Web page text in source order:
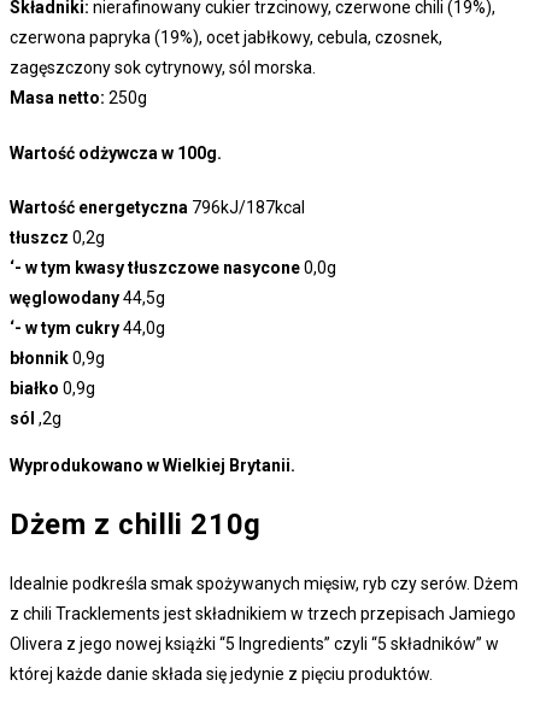
Składniki: nierafinowany cukier trzcinowy, czerwone chili (19%),
czerwona papryka (19%), ocet jabłkowy, cebula, czosnek,
zagęszczony sok cytrynowy, sól morska.
Masa netto: 250g
Wartość odżywcza w 100g.
Wartość energetyczna 796kJ/187kcal
tłuszcz 0,2g
‘- w tym kwasy tłuszczowe nasycone0,0g
węglowodany44,5g
‘- w tym cukry44,0g
błonnik0,9g
białko 0,9g
sól ,2g
Wyprodukowano w Wielkiej Brytanii.
Dżem z chilli 210g
Idealnie podkreśla smak spożywanych mięsiw, ryb czy serów. Dżem
z chili Tracklements jest składnikiem w trzech przepisach Jamiego
Olivera z jego nowej książki “5 Ingredients” czyli “5 składników” w
której każde danie składa się jedynie z pięciu produktów.